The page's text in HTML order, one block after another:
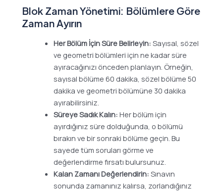
Blok Zaman Yönetimi: Bölümlere Göre
Zaman Ayırın
Her Bölüm İçin Süre Belirleyin: Sayısal, sözel
ve geometri bölümleri için ne kadar süre
ayıracağınızı önceden planlayın. Örneğin,
sayısal bölüme 60 dakika, sözel bölüme 50
dakika ve geometri bölümüne 30 dakika
ayırabilirsiniz.
Süreye Sadık Kalın: Her bölüm için
ayırdığınız süre dolduğunda, o bölümü
bırakın ve bir sonraki bölüme geçin. Bu
sayede tüm soruları görme ve
değerlendirme fırsatı bulursunuz.
Kalan Zamanı Değerlendirin: Sınavın
sonunda zamanınız kalırsa, zorlandığınız